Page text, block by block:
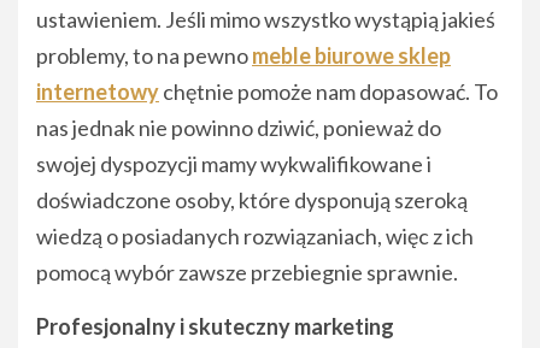
ustawieniem. Jeśli mimo wszystko wystąpią jakieś
problemy, to na pewnomeble biurowe sklep
internetowychętnie pomoże nam dopasować. To
nas jednak nie powinno dziwić, ponieważ do
swojej dyspozycji mamy wykwalifikowane i
doświadczone osoby, które dysponują szeroką
wiedzą o posiadanych rozwiązaniach, więc z ich
pomocą wybór zawsze przebiegnie sprawnie.
Profesjonalny i skuteczny marketing